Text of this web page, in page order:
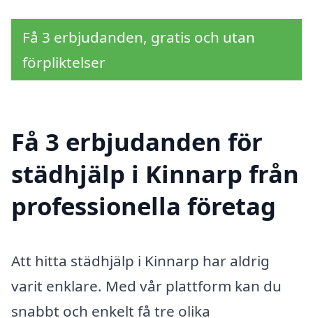
Få 3 erbjudanden, gratis och utan
förpliktelser
Få 3 erbjudanden för
städhjälp i Kinnarp från
professionella företag
Att hitta städhjälp i Kinnarp har aldrig
varit enklare. Med vår plattform kan du
snabbt och enkelt få tre olika